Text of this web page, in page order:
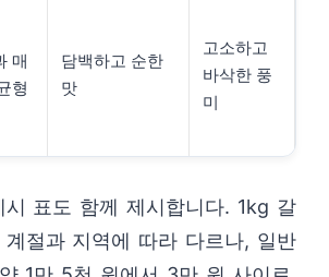
매
형
담백하고 순한
맛
고소하고
바삭한 풍
미
시 표도 함께 제시합니다. 1kg 갈
절과 지역에 따라 다르나, 일반